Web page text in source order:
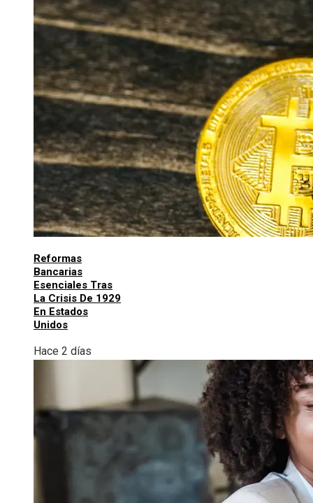
Reformas
Bancarias
Esenciales Tras
La Crisis De 1929
En Estados
Unidos
Hace 2 días